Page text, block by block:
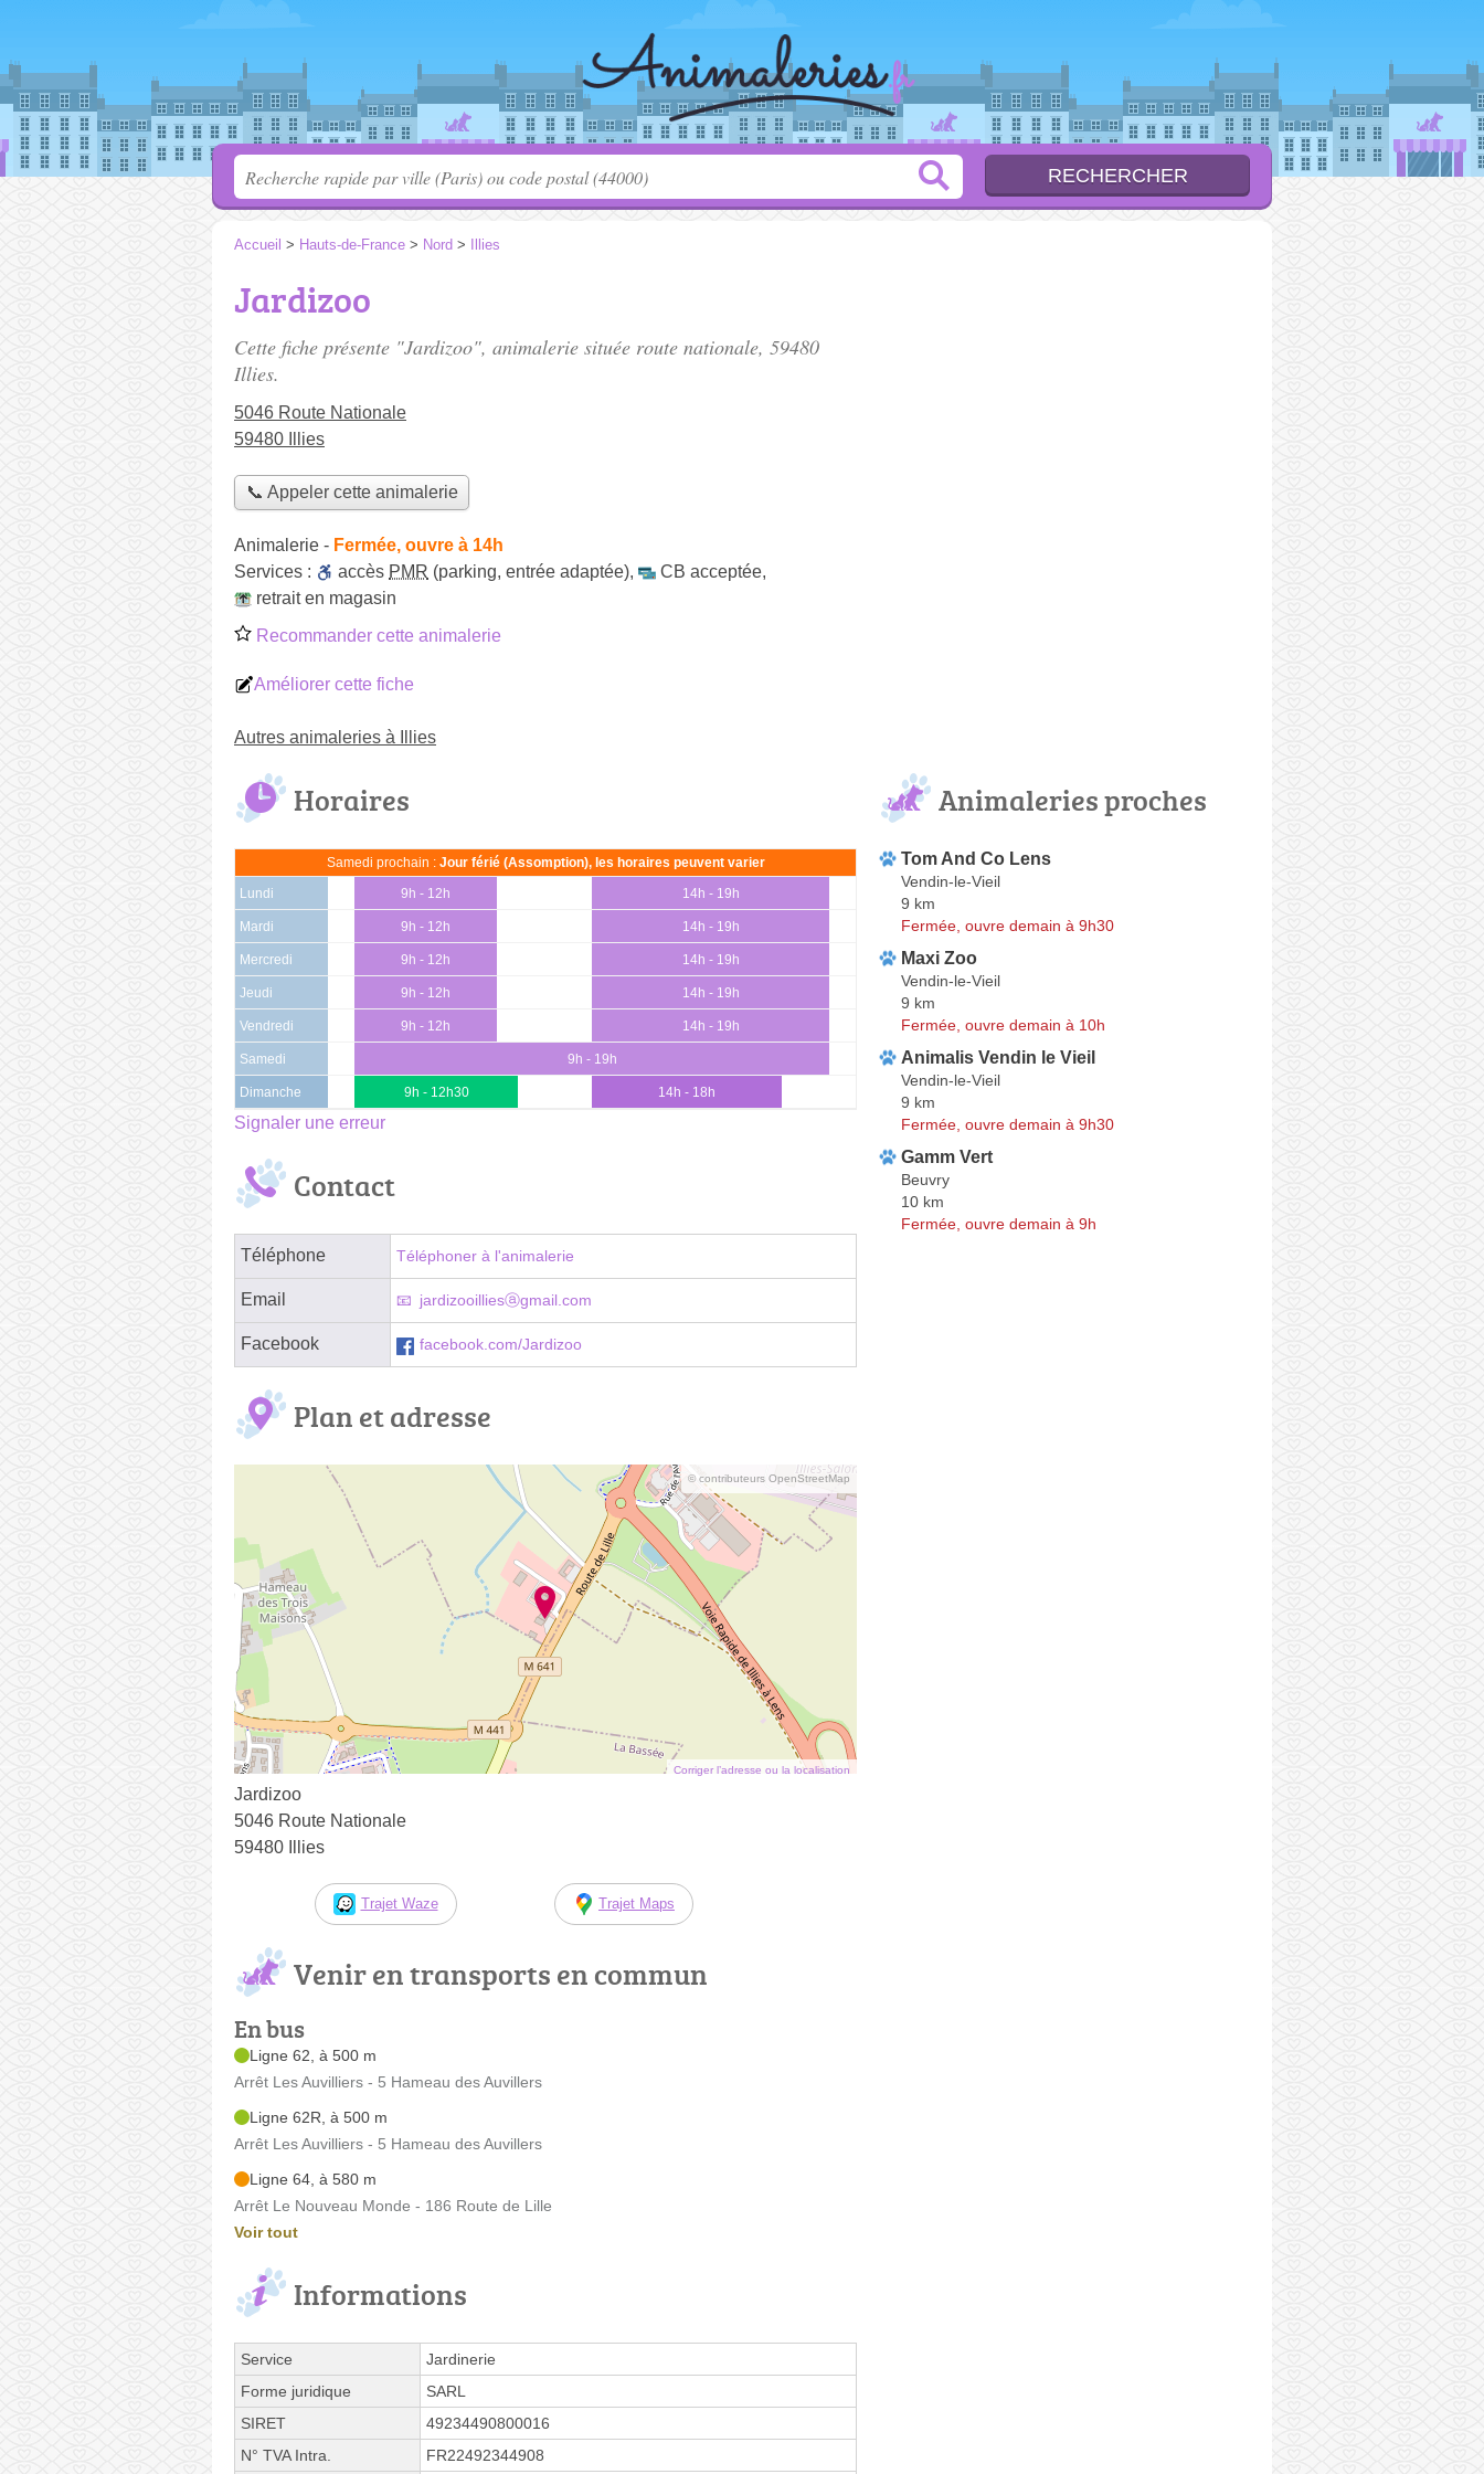
Accueil > Hauts-de-France > Nord > Illies
Jardizoo
Cette fiche présente "Jardizoo", animalerie située route nationale, 59480
Illies.
5046 Route Nationale
59480 Illies
📞 Appeler cette animalerie
Animalerie - Fermée, ouvre à 14h
Services :
accès PMR (parking, entrée adaptée), CB acceptée,
retrait en magasin
Recommander cette animalerie
Améliorer cette fiche
Autres animaleries à Illies
Horaires
Samedi prochain : Jour férié (Assomption), les horaires peuvent varier
Lundi 9h - 12h 14h - 19h
Mardi 9h - 12h 14h - 19h
Mercredi 9h - 12h 14h - 19h
Jeudi 9h - 12h 14h - 19h
Vendredi 9h - 12h 14h - 19h
Samedi 9h - 19h
Dimanche 9h - 12h30 14h - 18h
Signaler une erreur
Contact
Téléphone Téléphoner à l'animalerie
Email jardizooilliesⓐgmail.com
Facebook facebook.com/Jardizoo
Plan et adresse
© contributeurs OpenStreetMap
Corriger l’adresse ou la localisation
Jardizoo
5046 Route Nationale
59480 Illies
Trajet Waze Trajet Maps
Venir en transports en commun
En bus
Ligne 62, à 500 m
Arrêt Les Auvilliers - 5 Hameau des Auvillers
Ligne 62R, à 500 m
Arrêt Les Auvilliers - 5 Hameau des Auvillers
Ligne 64, à 580 m
Arrêt Le Nouveau Monde - 186 Route de Lille
Voir tout
Informations
Service
Jardinerie
Forme juridique
SARL
SIRET
49234490800016
N° TVA Intra.
FR22492344908
Animaleries proches
Tom And Co Lens
Vendin-le-Vieil
9 km
Fermée, ouvre demain à 9h30
Maxi Zoo
Vendin-le-Vieil
9 km
Fermée, ouvre demain à 10h
Animalis Vendin le Vieil
Vendin-le-Vieil
9 km
Fermée, ouvre demain à 9h30
Gamm Vert
Beuvry
10 km
Fermée, ouvre demain à 9h